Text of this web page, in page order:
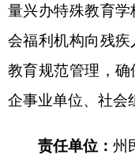
州统筹，落实县级人
治区支持力度。建立
等机构协同的专业支
心支持特殊教育改革发
府履行教育职责督导